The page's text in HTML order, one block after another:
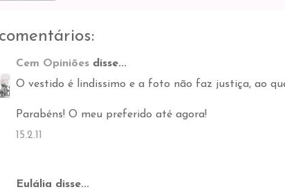
Cem Opiniões disse...
O vestido é lindissimo e a foto não faz justiça, ao
Parabéns! O meu preferido até agora!
15.2.11
Eulália disse...